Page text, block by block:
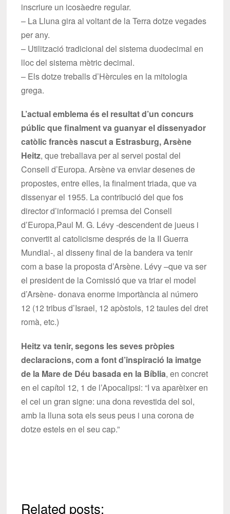
inscriure un icosàedre regular.
– La Lluna gira al voltant de la Terra dotze vegades
per any.
– Utilització tradicional del sistema duodecimal en
lloc del sistema mètric decimal.
– Els dotze treballs d’Hèrcules en la mitologia
grega.
L’actual emblema és el resultat d’un concurs
públic que finalment va guanyar el dissenyador
catòlic francès nascut a Estrasburg, Arsène
Heitz, que treballava per al servei postal del
Consell d’Europa. Arsène va enviar desenes de
propostes, entre elles, la finalment triada, que va
dissenyar el 1955. La contribució del que fos
director d’informació i premsa del Consell
d’Europa,Paul M. G. Lévy -descendent de jueus i
convertit al catolicisme després de la II Guerra
Mundial-, al disseny final de la bandera va tenir
com a base la proposta d’Arsène. Lévy –que va ser
el president de la Comissió que va triar el model
d’Arsène- donava enorme importància al número
12 (12 tribus d’Israel, 12 apòstols, 12 taules del dret
romà, etc.)
Heitz va tenir, segons les seves pròpies
declaracions, com a font d’inspiració la imatge
de la Mare de Déu basada en la Bíblia, en concret
en el capítol 12, 1 de l’Apocalipsi: “I va aparèixer en
el cel un gran signe: una dona revestida del sol,
amb la lluna sota els seus peus i una corona de
dotze estels en el seu cap.”
Related posts: